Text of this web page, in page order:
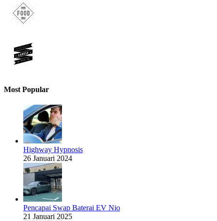
Most Popular
Highway Hypnosis
26 Januari 2024
Pencapai Swap Baterai EV Nio
21 Januari 2025